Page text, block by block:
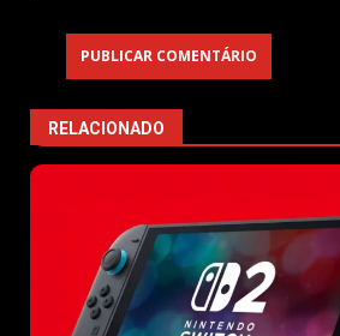
RELACIONADO